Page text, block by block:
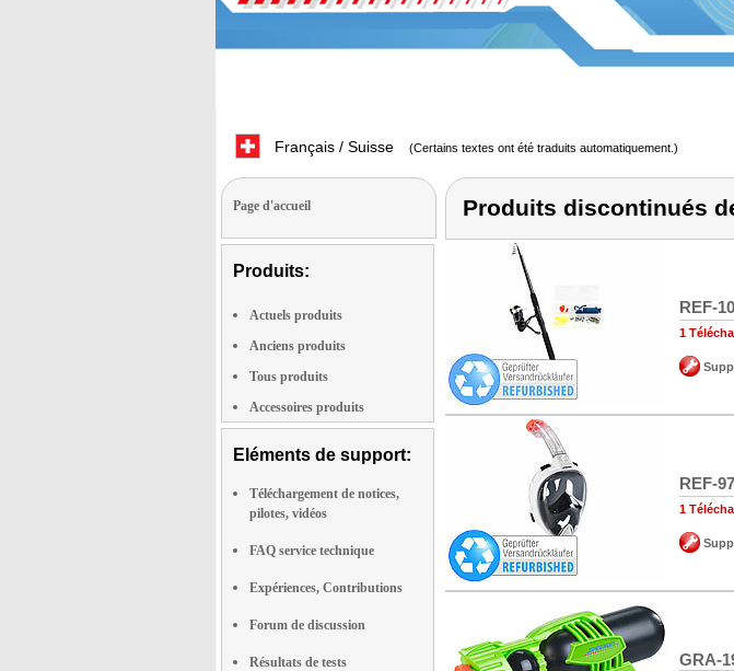
Français / Suisse (Certains textes ont été traduits automatiquement.)
Page d'accueil
Produits:
Actuels produits
Anciens produits
Tous produits
Accessoires produits
Eléments de support:
Téléchargement de notices,
pilotes, vidéos
FAQ service technique
Expériences, Contributions
Forum de discussion
Résultats de tests
Produits discontinués
REF-
1
REF-
1
GRA-